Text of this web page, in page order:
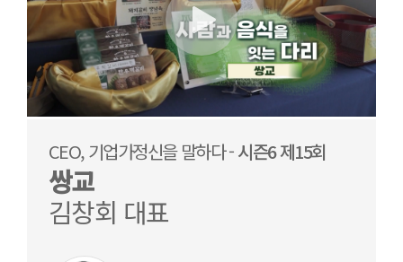
CEO, 기업가정신을 말하다 -시즌6 제15회
쌍교
김창회 대표